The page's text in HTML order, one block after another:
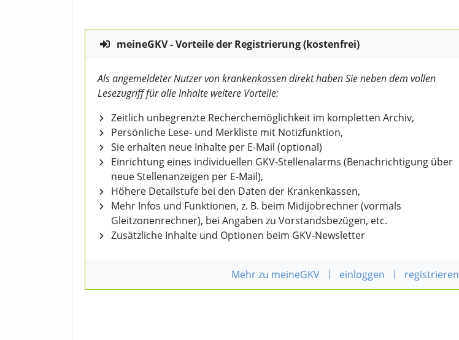
meineGKV - Vorteile der Registrierung (kostenfrei)
Als angemeldeter Nutzer von krankenkassen direkt haben Sie neben dem vollen
Lesezugriff für alle Inhalte weitere Vorteile:
Zeitlich unbegrenzte Recherchemöglichkeit im kompletten Archiv,
Persönliche Lese- und Merkliste mit Notizfunktion,
Sie erhalten neue Inhalte per E-Mail (optional)
Einrichtung eines individuellen GKV-Stellenalarms (Benachrichtigung über
neue Stellenanzeigen per E-Mail),
Höhere Detailstufe bei den Daten der Krankenkassen,
Mehr Infos und Funktionen, z. B. beim Midijobrechner (vormals
Gleitzonenrechner), bei Angaben zu Vorstandsbezügen, etc.
Zusätzliche Inhalte und Optionen beim GKV-Newsletter
Mehr zu meineGKV | einloggen | registrieren